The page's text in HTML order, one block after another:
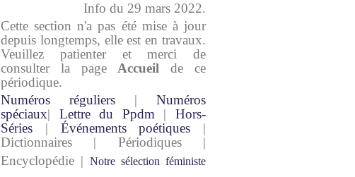
Info du 29 mars 2022.
Cette section n'a pas été mise à jour
depuis longtemps, elle est en travaux.
Veuillez patienter et merci de
consulter la page Accueil de ce
périodique.
Numéros réguliers | Numéros
spéciaux| Lettre du Ppdm |Hors-
Séries | Événements poétiques |
Dictionnaires | Périodiques |
Encyclopédie | Notre sélection féministe